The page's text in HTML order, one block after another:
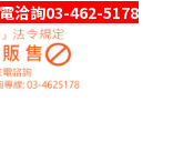
洽詢03-462-5178